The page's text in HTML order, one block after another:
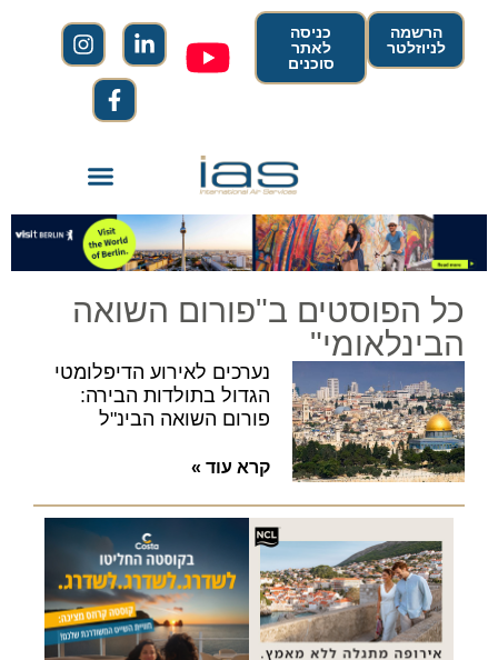
הרשמה
לניוזלטר
כניסה
לאתר
סוכנים
כל הפוסטים ב"פורום השואה
הבינלאומי"
נערכים לאירוע הדיפלומטי
הגדול בתולדות הבירה:
פורום השואה הבינ"ל
קרא עוד »